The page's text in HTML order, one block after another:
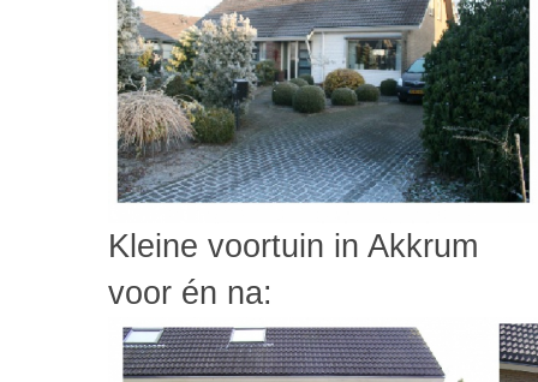
Kleine voortuin in Akkrum
voor én na: